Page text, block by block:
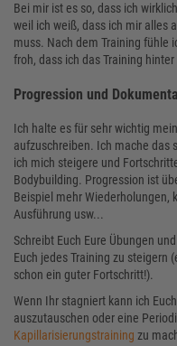
Bei mir ist es so, dass ich
weil ich weiß, dass ich mir alles
muss. Nach dem Training fühle
froh, dass ich das Training
Progression und
Ich halte es für sehr wichtig
aufzuschreiben. Ich mache das
ich mich steigere und
Bodybuilding. Progression ist
Beispiel mehr Wiederholungen,
Ausführung usw...
Schreibt Euch Eure Übungen
Euch jedes Training zu steigern
schon ein guter Fortschritt!).
Wenn Ihr stagniert kann ich
auszutauschen oder eine
Kapillarisierungstraining zu